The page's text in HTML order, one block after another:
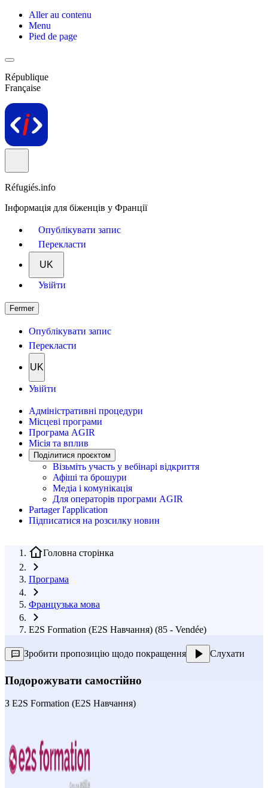
Aller au contenu
Menu
Pied de page
République
Française
Réfugiés.info
Інформація для біженців у Франції
Опублікувати запис
Перекласти
UK
Увійти
Fermer
Опублікувати запис
Перекласти
UK
Увійти
Адміністративні процедури
Місцеві програми
Програма AGIR
Місія та вплив
Поділитися проєктом
Візьміть участь у вебінарі відкриття
Афіші та брошури
Медіа і комунікація
Для операторів програми AGIR
Partager l'application
Підписатися на розсилку новин
Головна сторінка
Програма
Французька мова
E2S Formation (E2S Навчання) (85 - Vendée)
Зробити пропозицію щодо покращення Слухати
Подорожувати самостійно
З E2S Formation (E2S Навчання)